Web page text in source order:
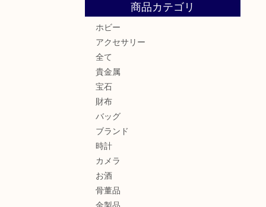
商品カテゴリ
ホビー
アクセサリー
全て
貴金属
宝石
財布
バッグ
ブランド
時計
カメラ
お酒
骨董品
金製品